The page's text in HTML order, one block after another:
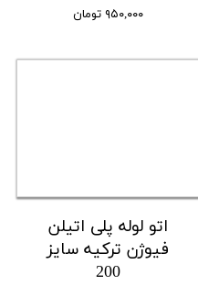
۹۵۰,۰۰۰ تومان
اتو لوله پلی اتیلن
فیوژن ترکیه سایز
200